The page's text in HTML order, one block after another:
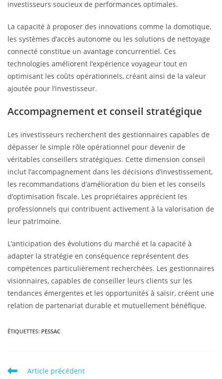
investisseurs soucieux de performances optimales.
La capacité à proposer des innovations comme la domotique,
les systèmes d’accès autonome ou les solutions de nettoyage
connecté constitue un avantage concurrentiel. Ces
technologies améliorent l’expérience voyageur tout en
optimisant les coûts opérationnels, créant ainsi de la valeur
ajoutée pour l’investisseur.
Accompagnement et conseil stratégique
Les investisseurs recherchent des gestionnaires capables de
dépasser le simple rôle opérationnel pour devenir de
véritables conseillers stratégiques. Cette dimension conseil
inclut l’accompagnement dans les décisions d’investissement,
les recommandations d’amélioration du bien et les conseils
d’optimisation fiscale. Les propriétaires apprécient les
professionnels qui contribuent activement à la valorisation de
leur patrimoine.
L’anticipation des évolutions du marché et la capacité à
adapter la stratégie en conséquence représentent des
compétences particulièrement recherchées. Les gestionnaires
visionnaires, capables de conseiller leurs clients sur les
tendances émergentes et les opportunités à saisir, créent une
relation de partenariat durable et mutuellement bénéfique.
ÉTIQUETTES: PESSAC
Article précédent